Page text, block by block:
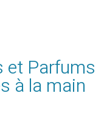
et Parfums
à la main